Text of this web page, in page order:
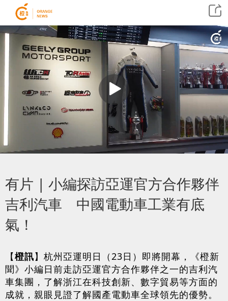
有片 | 小編探訪亞運官方合作夥伴
吉利汽車 中國電動車工業有底
氣！
【橙訊】杭州亞運明日（23日）即將開幕，《橙新
聞》小編日前走訪亞運官方合作夥伴之一的吉利汽
車集團，了解浙江在科技創新、數字貿易等方面的
成就，親眼見證了解國產電動車全球領先的優勢。